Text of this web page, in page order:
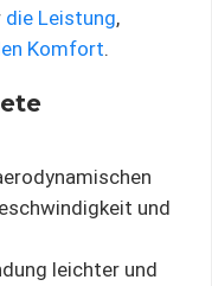
die Leistung,
Komfort.
und
leichter und